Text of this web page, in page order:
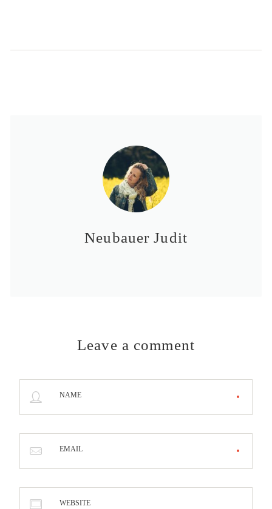
Neubauer Judit
Leave a comment
NAME
EMAIL
WEBSITE